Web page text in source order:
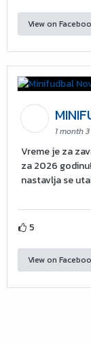
View on
1 month
Vreme je za
za 2026 godinu!
nastavlja se
5
View on